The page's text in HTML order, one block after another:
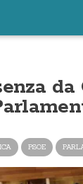
da
PSOE